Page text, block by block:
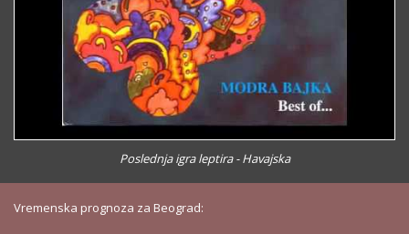
Poslednja igra leptira - Havajska
Vremenska prognoza za Beograd: